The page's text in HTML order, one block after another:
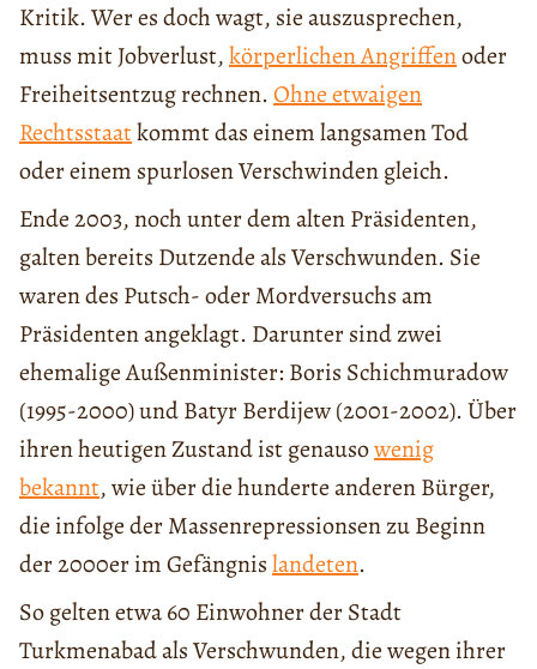
Kritik. Wer es doch wagt, sie auszusprechen,
muss mit Jobverlust,körperlichen Angriffenoder
Freiheitsentzug rechnen.Ohne etwaigen
Rechtsstaatkommt das einem langsamen Tod
oder einem spurlosen Verschwinden gleich.
Ende 2003, noch unter dem alten Präsidenten,
galten bereits Dutzende als Verschwunden. Sie
waren des Putsch- oder Mordversuchs am
Präsidenten angeklagt. Darunter sind zwei
ehemalige Außenminister: Boris Schichmuradow
(1995-2000) und Batyr Berdijew (2001-2002). Über
ihren heutigen Zustand ist genausowenig
bekannt, wie über die hunderte anderen Bürger,
die infolge der Massenrepressionsen zu Beginn
der 2000er im Gefängnislandeten.
So gelten etwa 60 Einwohner der Stadt
Turkmenabad als Verschwunden, die wegen ihrer